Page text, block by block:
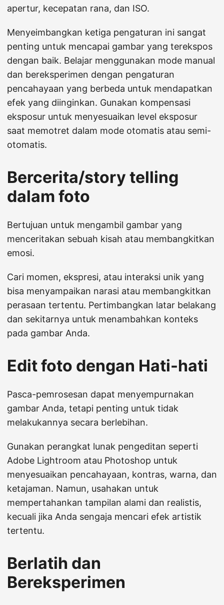
apertur, kecepatan rana, dan ISO.
Menyeimbangkan ketiga pengaturan ini sangat
penting untuk mencapai gambar yang terekspos
dengan baik. Belajar menggunakan mode manual
dan bereksperimen dengan pengaturan
pencahayaan yang berbeda untuk mendapatkan
efek yang diinginkan. Gunakan kompensasi
eksposur untuk menyesuaikan level eksposur
saat memotret dalam mode otomatis atau semi-
otomatis.
Bercerita/story telling
dalam foto
Bertujuan untuk mengambil gambar yang
menceritakan sebuah kisah atau membangkitkan
emosi.
Cari momen, ekspresi, atau interaksi unik yang
bisa menyampaikan narasi atau membangkitkan
perasaan tertentu. Pertimbangkan latar belakang
dan sekitarnya untuk menambahkan konteks
pada gambar Anda.
Edit foto dengan Hati-hati
Pasca-pemrosesan dapat menyempurnakan
gambar Anda, tetapi penting untuk tidak
melakukannya secara berlebihan.
Gunakan perangkat lunak pengeditan seperti
Adobe Lightroom atau Photoshop untuk
menyesuaikan pencahayaan, kontras, warna, dan
ketajaman. Namun, usahakan untuk
mempertahankan tampilan alami dan realistis,
kecuali jika Anda sengaja mencari efek artistik
tertentu.
Berlatih dan
Bereksperimen